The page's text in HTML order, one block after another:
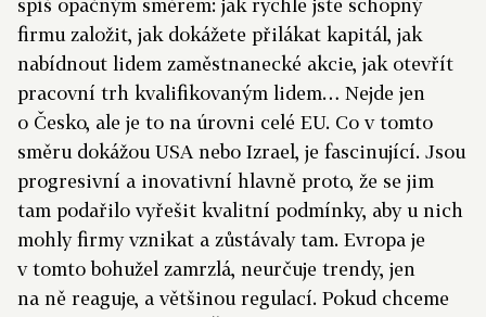
spíš opačným směrem: jak rychle jste schopný
firmu založit, jak dokážete přilákat kapitál, jak
nabídnout lidem zaměstnanecké akcie, jak otevřít
pracovní trh kvalifikovaným lidem… Nejde jen
o Česko, ale je to na úrovni celé EU. Co v tomto
směru dokážou USA nebo Izrael, je fascinující. Jsou
progresivní a inovativní hlavně proto, že se jim
tam podařilo vyřešit kvalitní podmínky, aby u nich
mohly firmy vznikat a zůstávaly tam. Evropa je
v tomto bohužel zamrzlá, neurčuje trendy, jen
na ně reaguje, a většinou regulací. Pokud chceme